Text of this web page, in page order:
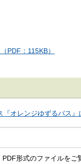
PDF：115KB）
オレンジゆずるバス』
PDF形式のファイルを